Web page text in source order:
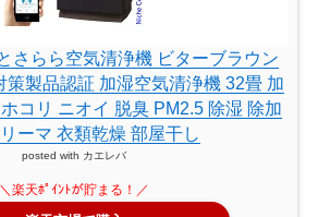
さらら空気清浄機 ビターブラウン
策製品認証 加湿空気清浄機 32畳 加
コリ ニオイ 脱臭 PM2.5 除湿 除加
ーマ 衣類乾燥 部屋干し
posted with カエレバ